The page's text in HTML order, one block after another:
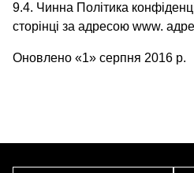
9.4. Чинна Політика
сторінці за адресою www.
Оновлено «1» серпня 2016 р.